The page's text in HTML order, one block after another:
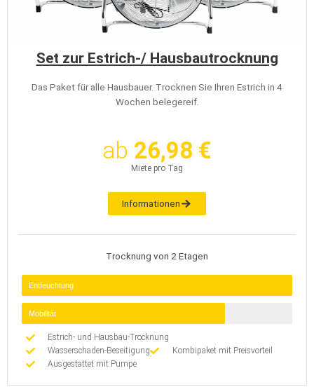
Set zur Estrich-/ Hausbautrocknung
Das Paket für alle Hausbauer. Trocknen Sie Ihren Estrich in 4
Wochen belegereif.
ab 26,98 €
Miete pro Tag
Informationen
Trocknung von 2 Etagen
Entfeuchtung
Mobilität
Estrich- und Hausbau-Trocknung
Wasserschaden-Beseitigung
Kombipaket mit Preisvorteil
Ausgestattet mit Pumpe